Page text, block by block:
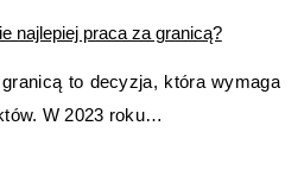
najlepiej praca za granicą?
to decyzja, która wymaga
W 2023 roku…